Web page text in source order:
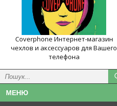
Coverphone Интернет-магазин
чехлов и аксессуаров для Вашего
телефона